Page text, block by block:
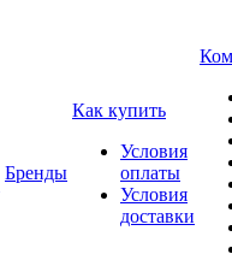
Бренды
Как купить
Условия
оплаты
Условия
доставки